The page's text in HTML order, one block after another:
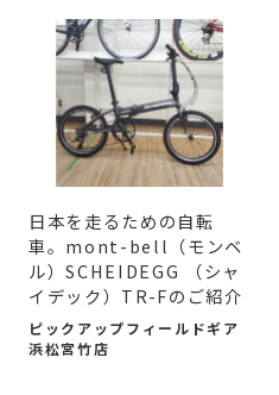
日本を走るための自転
車。mont-bell（モンベ
ル）SCHEIDEGG （シャ
イデック）TR-Fのご紹介
ピックアップフィールドギア
浜松宮竹店